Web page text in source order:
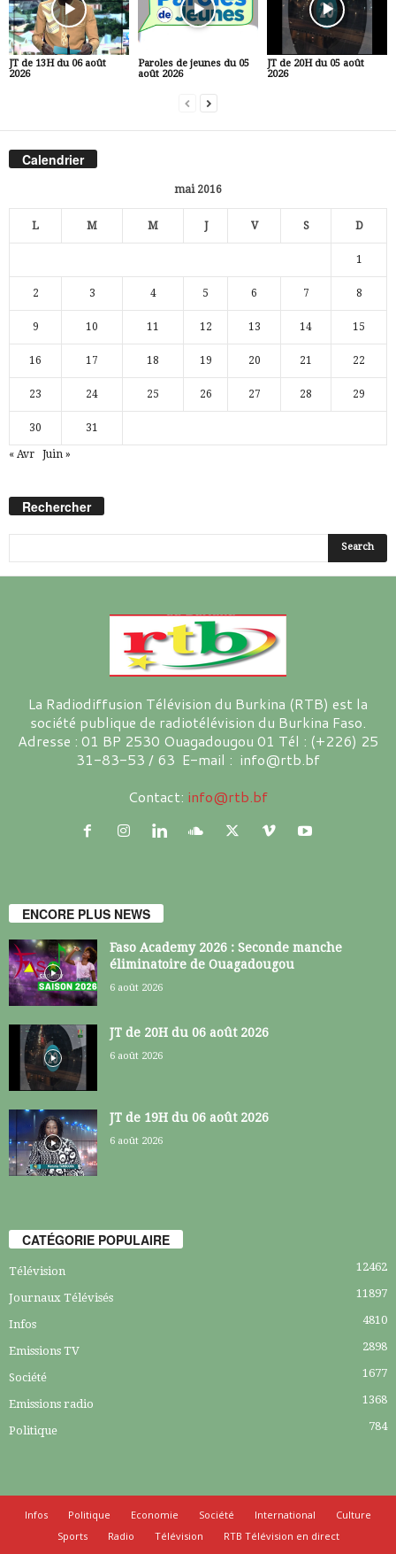
JT de 13H du 06 août
2026
Paroles de jeunes du 05
août 2026
JT de 20H du 05 août
2026
Calendrier
mai 2016
L M M J V S D
1
2 3 4 5 6 7 8
9 10 11 12 13 14 15
16 17 18 19 20 21 22
23 24 25 26 27 28 29
30 31
« Avr Juin »
Rechercher
La Radiodiffusion Télévision du Burkina (RTB) est la
société publique de radiotélévision du Burkina Faso.
Adresse : 01 BP 2530 Ouagadougou 01 Tél : (+226) 25
31-83-53 / 63 E-mail : info@rtb.bf
Contact: info@rtb.bf
ENCORE PLUS NEWS
Faso Academy 2026 : Seconde manche
éliminatoire de Ouagadougou
6 août 2026
JT de 20H du 06 août 2026
6 août 2026
JT de 19H du 06 août 2026
6 août 2026
CATÉGORIE POPULAIRE
Télévision 12462
Journaux Télévisés 11897
Infos 4810
Emissions TV 2898
Société 1677
Emissions radio 1368
Politique 784
Infos Politique Economie Société International
Culture
Sports
Radio Télévision
RTB Télévision en direct